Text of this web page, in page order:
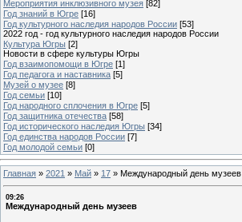
Мероприятия инклюзивного музея [82]
Год знаний в Югре [16]
Год культурного наследия народов России [53]
2022 год - год культурного наследия народов России
Культура Югры [2]
Новости в сфере культуры Югры
Год взаимопомощи в Югре [1]
Год педагога и наставника [5]
Музей о музее [8]
Год семьи [10]
Год народного сплочения в Югре [5]
Год защитника отечества [58]
Год исторического наследия Югры [34]
Год единства народов России [7]
Год молодой семьи [0]
Главная » 2021 » Май » 17 » Международный день музеев
09:26
Международный день музеев